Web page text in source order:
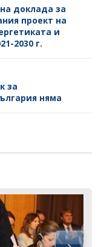
доклада за
проект на
и
2030 г.
за
няма